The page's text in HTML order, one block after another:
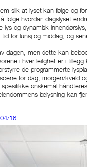
slik at lyset kan følge og
følge hvordan dagslyset
og dynamisk
for lunsj og middag, og
dagen, men dette kan
i hver leilighet er i
de programmerte
for dag, morgen/
ønskemål
belysning kan
16.